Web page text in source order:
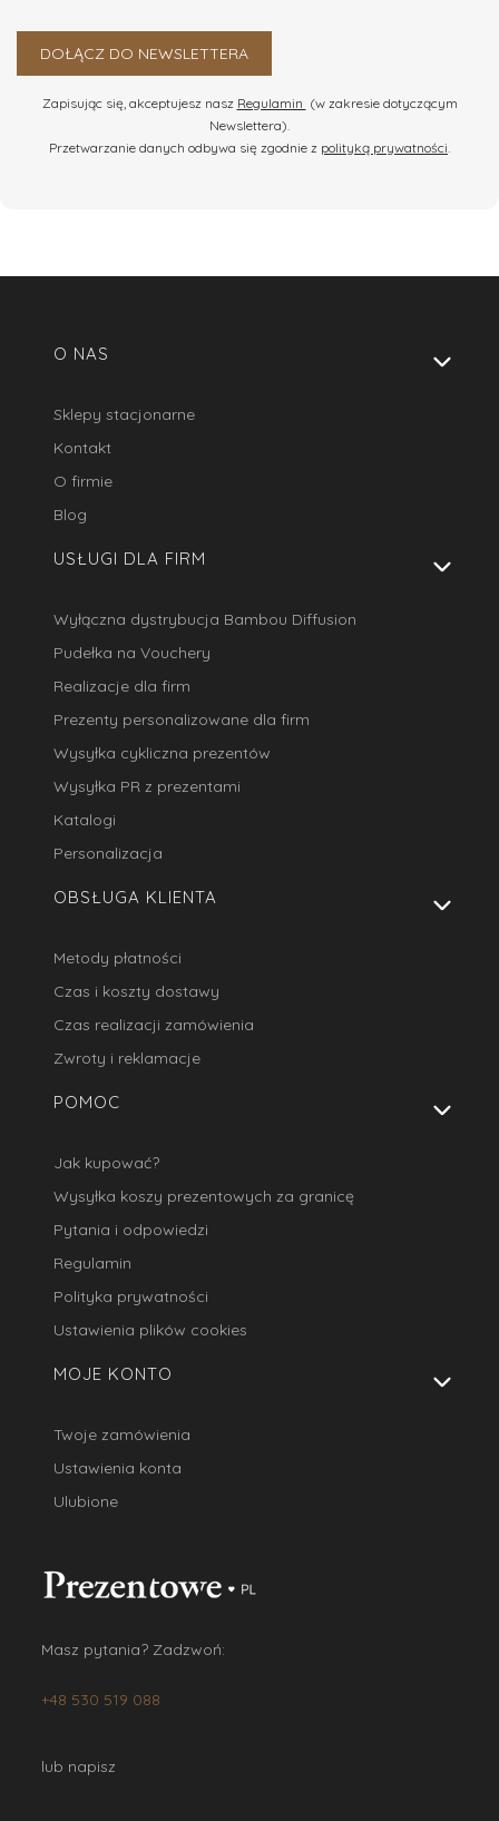
zatrudniamy ponad 50 specjalistów do pakowania, co
zapewnia szybkie i staranne wykonanie każdego zestawu.
DOŁĄCZ DO NEWSLETTERA
Zapisując się, akceptujesz nasz Regulamin (w zakresie dotyczącym
Newslettera).
Przetwarzanie danych odbywa się zgodnie z polityką prywatności.
Linki w stopce
O NAS
Sklepy stacjonarne
Kontakt
O firmie
Blog
USŁUGI DLA FIRM
Wyłączna dystrybucja Bambou Diffusion
Pudełka na Vouchery
Realizacje dla firm
Prezenty personalizowane dla firm
Wysyłka cykliczna prezentów
Wysyłka PR z prezentami
Katalogi
Personalizacja
OBSŁUGA KLIENTA
Metody płatności
Czas i koszty dostawy
Czas realizacji zamówienia
Zwroty i reklamacje
POMOC
Jak kupować?
Wysyłka koszy prezentowych za granicę
Pytania i odpowiedzi
Regulamin
Polityka prywatności
Ustawienia plików cookies
MOJE KONTO
Twoje zamówienia
Ustawienia konta
Ulubione
Masz pytania? Zadzwoń:
+48 530 519 088
lub napisz